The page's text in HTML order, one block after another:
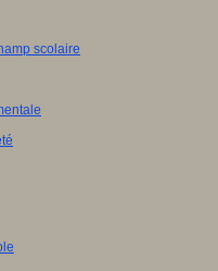
scolaire